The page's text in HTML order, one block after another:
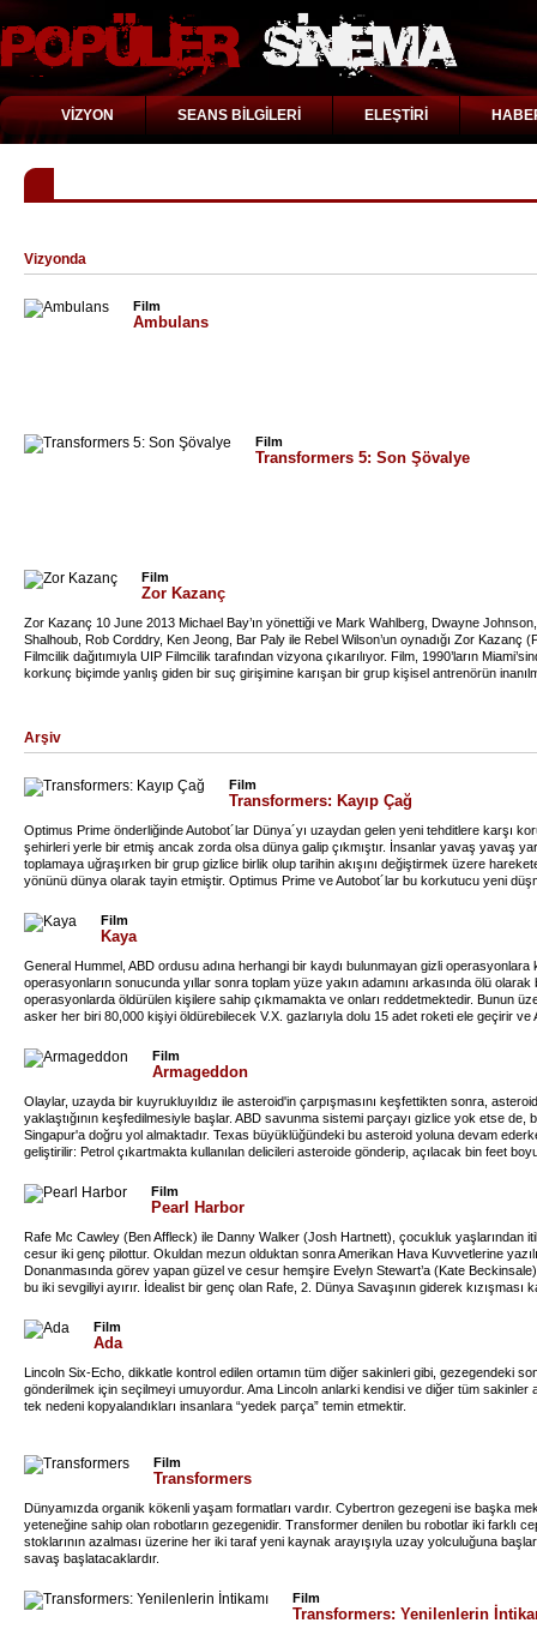
VİZYON SEANS BİLGİLERİ ELEŞTİRİ
Vizyonda
Film
Ambulans
Film
Transformers 5: Son Şövalye
Film
Zor Kazanç
Zor Kazanç 10 June 2013 Michael Bay’ın yönettiği ve Mark Wahlberg, Dwayne
Shalhoub, Rob Corddry, Ken Jeong, Bar Paly ile Rebel Wilson’un oynadığı Zor Kazanç
Filmcilik dağıtımıyla UIP Filmcilik tarafından vizyona çıkarılıyor. Film, 1990’ların
korkunç biçimde yanlış giden bir suç girişimine karışan bir grup kişisel antrenörün
Arşiv
Film
Transformers: Kayıp Çağ
Optimus Prime önderliğinde Autobot´lar Dünya´yı uzaydan gelen yeni tehditlere karşı
şehirleri yerle bir etmiş ancak zorda olsa dünya galip çıkmıştır. İnsanlar yavaş yavaş
toplamaya uğraşırken bir grup gizlice birlik olup tarihin akışını değiştirmek üzere
yönünü dünya olarak tayin etmiştir. Optimus Prime ve Autobot´lar bu korkutucu yeni
Film
Kaya
General Hummel, ABD ordusu adına herhangi bir kaydı bulunmayan gizli operasyonlara
operasyonların sonucunda yıllar sonra toplam yüze yakın adamını arkasında ölü olarak
operasyonlarda öldürülen kişilere sahip çıkmamakta ve onları reddetmektedir. Bunun
asker her biri 80,000 kişiyi öldürebilecek V.X. gazlarıyla dolu 15 adet roketi ele geçirir ve
talep karşılanmazsa roketlerin San Francicso'yu vuracağını belirtir.Pentagon, Hummel
ama onu oyalamaya karar verir. Bu arada Alcatraz adasına gidip roketleri etkisiz hale
oluştururlar. Bu time FBI'ın en iyi kimyasal silah uzmanı olan Dr. Stanley Goodspeed de
Film
Armageddon
Olaylar, uzayda bir kuyrukluyıldız ile asteroid'in çarpışmasını keşfettikten sonra,
yaklaştığının keşfedilmesiyle başlar. ABD savunma sistemi parçayı gizlice yok etse de,
Singapur'a doğru yol almaktadır. Texas büyüklüğündeki bu asteroid yoluna devam
geliştirilir: Petrol çıkartmakta kullanılan delicileri asteroide gönderip, açılacak bin feet
Film
Pearl Harbor
Rafe Mc Cawley (Ben Affleck) ile Danny Walker (Josh Hartnett), çocukluk yaşlarından
cesur iki genç pilottur. Okuldan mezun olduktan sonra Amerikan Hava Kuvvetlerine
Donanmasında görev yapan güzel ve cesur hemşire Evelyn Stewart’a (Kate
bu iki sevgiliyi ayırır. İdealist bir genç olan Rafe, 2. Dünya Savaşının giderek kızışması
İsveçli ve diğer tarafsız ülkelerden gelen pilotlar vardır. Döneceğine söz vererek
Manş Denizinin yolunu tutar. Aynı sıralarda Evelyn ile Danny’nin tayini Pasifik Cenneti
Film
Ada
Lincoln Six-Echo, dikkatle kontrol edilen ortamın tüm diğer sakinleri gibi, gezegendeki
gönderilmek için seçilmeyi umuyordur. Ama Lincoln anlarki kendisi ve diğer tüm sakinler
tek nedeni kopyalandıkları insanlara “yedek parça” temin etmektir.
Film
Transformers
Dünyamızda organik kökenli yaşam formatları vardır. Cybertron gezegeni ise başka
yeteneğine sahip olan robotların gezegenidir. Transformer denilen bu robotlar iki farklı
stoklarının azalması üzerine her iki taraf yeni kaynak arayışıyla uzay yolculuğuna
savaş başlatacaklardır.
Film
Transformers: Yenilenlerin